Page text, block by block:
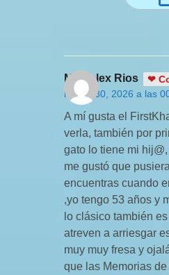
Maryalex Rios
❤
marzo 30, 2026 a las
A mí gusta el
verla, también por
gato lo tiene mi
me gustó que
encuentras cuando
,yo tengo 53 años y
lo clásico también
atreven a arriesgar
muy muy fresa y
que las Memorias